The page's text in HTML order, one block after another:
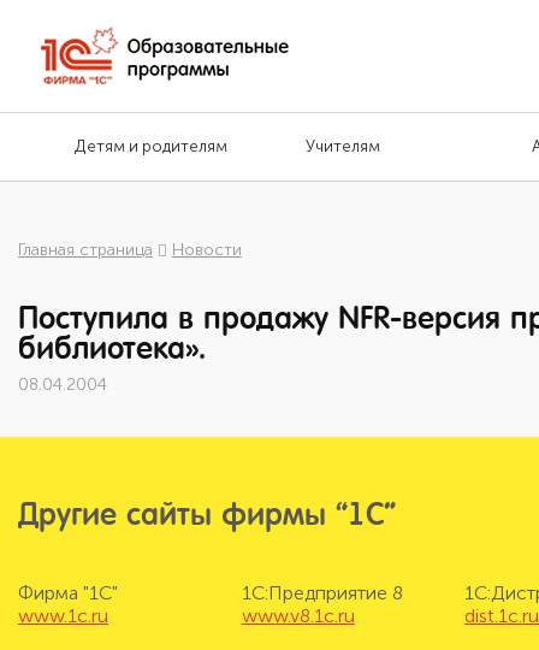
Детям и родителям Учителям
Главная страница Новости
Поступила в продажу NFR-версия
библиотека».
08.04.2004
Другие сайты фирмы “1С”
Фирма "1С"
www.1c.ru
1С:Предприятие 8
www.v8.1c.ru
dist.1c.ru